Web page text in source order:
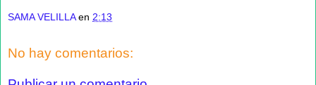
SAMA VELILLA en 2:13
No hay comentarios: